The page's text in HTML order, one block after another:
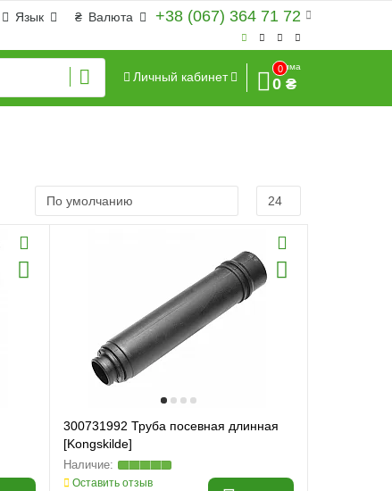
+38 (067) 364 71 72
₴ Валюта
Язык
Личный кабинет
0
Сумма
0 ₴
300731992 Труба посевная длинная
[Kongskilde]
Оставить отзыв